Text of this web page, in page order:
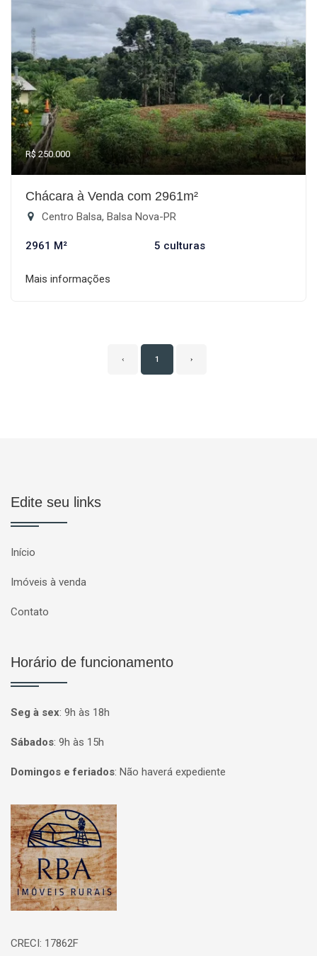
R$ 250.000
Chácara à Venda com 2961m²
Centro Balsa, Balsa Nova-PR
2961 M² 5 culturas
Mais informações
‹ 1 ›
Edite seu links
Início
Imóveis à venda
Contato
Horário de funcionamento
Seg à sex: 9h às 18h
Sábados: 9h às 15h
Domingos e feriados: Não haverá expediente
Página inicial
CRECI: 17862F